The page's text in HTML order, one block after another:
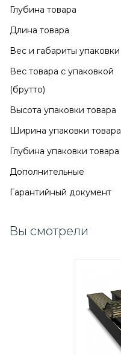
Глубина товара
Длина товара
Вес и габариты упаковки
Вес товара с упаковкой
(брутто)
Высота упаковки товара
Ширина упаковки товара
Глубина упаковки товара
Дополнительные
Гарантийный документ
Вы смотрели